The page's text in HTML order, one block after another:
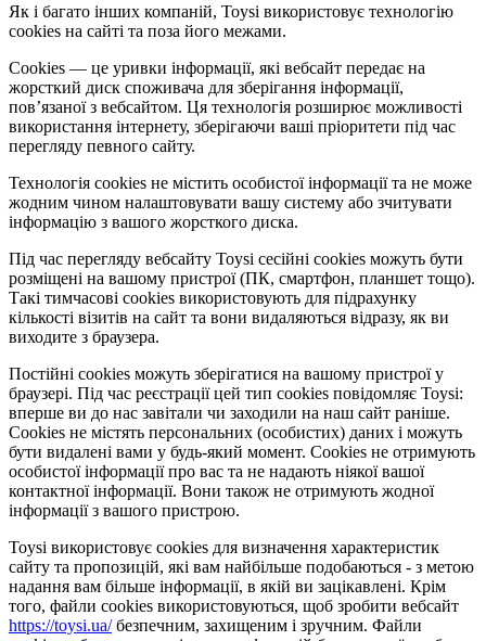
Як і багато інших компаній, Toysi використовує технологію
cookies на сайті та поза його межами.
Cookies — це уривки інформації, які вебсайт передає на
жорсткий диск споживача для зберігання інформації,
пов’язаної з вебсайтом. Ця технологія розширює можливості
використання інтернету, зберігаючи ваші пріоритети під час
перегляду певного сайту.
Технологія cookies не містить особистої інформації та не може
жодним чином налаштовувати вашу систему або зчитувати
інформацію з вашого жорсткого диска.
Під час перегляду вебсайту Toysi сесійні cookies можуть бути
розміщені на вашому пристрої (ПК, смартфон, планшет тощо).
Такі тимчасові cookies використовують для підрахунку
кількості візитів на сайт та вони видаляються відразу, як ви
виходите з браузера.
Постійні cookies можуть зберігатися на вашому пристрої у
браузері. Під час реєстрації цей тип cookies повідомляє Toysi:
вперше ви до нас завітали чи заходили на наш сайт раніше.
Cookies не містять персональних (особистих) даних і можуть
бути видалені вами у будь-який момент. Сookies не отримують
особистої інформації про вас та не надають ніякої вашої
контактної інформації. Вони також не отримують жодної
інформації з вашого пристрою.
Toysi використовує cookies для визначення характеристик
сайту та пропозицій, які вам найбільше подобаються - з метою
надання вам більше інформації, в якій ви зацікавлені. Крім
того, файли cookies використовуються, щоб зробити вебсайт
https://toysi.ua/безпечним, захищеним і зручним. Файли